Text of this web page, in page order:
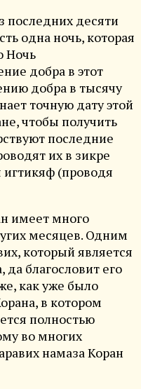
последних десяти
одна ночь, которая
Ночь
добра в этот
добра в тысячу
точную дату этой
чтобы получить
последние
их в зикре
игтикяф (проводя
имеет много
месяцев. Одним
который является
благословит его
как уже было
в котором
полностью
во многих
намаза Коран